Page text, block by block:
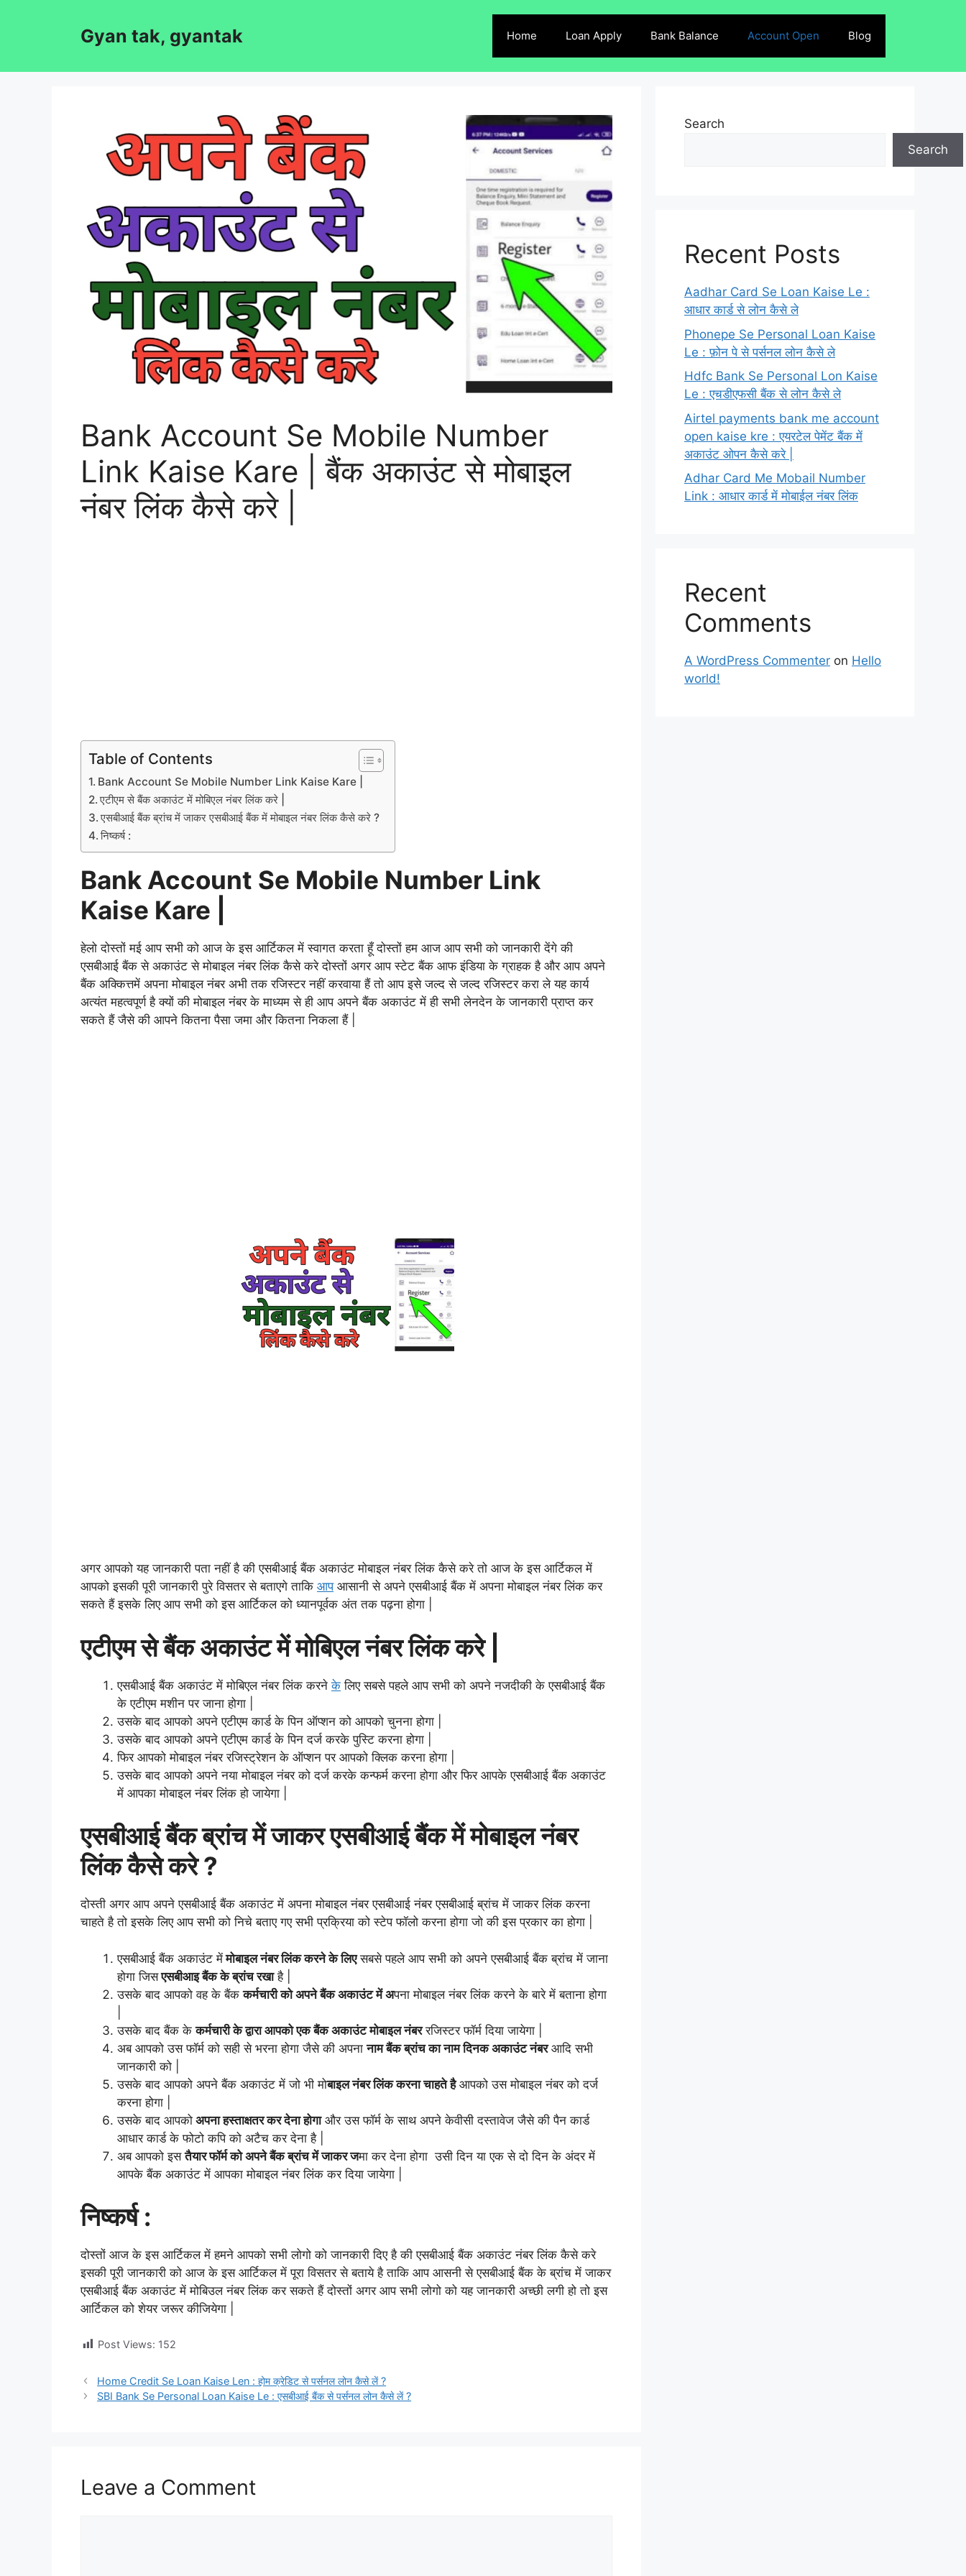
Gyan tak, gyantak Home Loan Apply Bank Balance Account Open Blog
Bank Account Se Mobile Number
Link Kaise Kare | बैंक अकाउंट से मोबाइल
नंबर लिंक कैसे करे |
Table of Contents
Bank Account Se Mobile Number Link Kaise Kare |
एटीएम से बैंक अकाउंट में मोबिएल नंबर लिंक करे |
एसबीआई बैंक ब्रांच में जाकर एसबीआई बैंक में मोबाइल नंबर लिंक कैसे करे ?
निष्कर्ष :
Bank Account Se Mobile Number Link
Kaise Kare |
हेलो दोस्तों मई आप सभी को आज के इस आर्टिकल में स्वागत करता हूँ दोस्तों हम आज आप सभी को जानकारी देंगे की
एसबीआई बैंक से अकाउंट से मोबाइल नंबर लिंक कैसे करे दोस्तों अगर आप स्टेट बैंक आफ इंडिया के ग्राहक है और आप अपने
बैंक अक्कित्तमें अपना मोबाइल नंबर अभी तक रजिस्टर नहीं करवाया हैं तो आप इसे जल्द से जल्द रजिस्टर करा ले यह कार्य
अत्यंत महत्वपूर्ण है क्यों की मोबाइल नंबर के माध्यम से ही आप अपने बैंक अकाउंट में ही सभी लेनदेन के जानकारी प्राप्त कर
सकते हैं जैसे की आपने कितना पैसा जमा और कितना निकला हैं |
अगर आपको यह जानकारी पता नहीं है की एसबीआई बैंक अकाउंट मोबाइल नंबर लिंक कैसे करे तो आज के इस आर्टिकल में
आपको इसकी पूरी जानकारी पुरे विसतर से बताएगे ताकि आपआसानी से अपने एसबीआई बैंक में अपना मोबाइल नंबर लिंक कर
सकते हैं इसके लिए आप सभी को इस आर्टिकल को ध्यानपूर्वक अंत तक पढ़ना होगा |
एटीएम से बैंक अकाउंट में मोबिएल नंबर लिंक करे |
एसबीआई बैंक अकाउंट में मोबिएल नंबर लिंक करनेके लिए सबसे पहले आप सभी को अपने नजदीकी के एसबीआई बैंक
के एटीएम मशीन पर जाना होगा |
उसके बाद आपको अपने एटीएम कार्ड के पिन ऑप्शन को आपको चुनना होगा |
उसके बाद आपको अपने एटीएम कार्ड के पिन दर्ज करके पुस्टि करना होगा |
फिर आपको मोबाइल नंबर रजिस्ट्रेशन के ऑप्शन पर आपको क्लिक करना होगा |
उसके बाद आपको अपने नया मोबाइल नंबर को दर्ज करके कन्फर्म करना होगा और फिर आपके एसबीआई बैंक अकाउंट
में आपका मोबाइल नंबर लिंक हो जायेगा |
एसबीआई बैंक ब्रांच में जाकर एसबीआई बैंक में मोबाइल नंबर
लिंक कैसे करे ?
दोस्ती अगर आप अपने एसबीआई बैंक अकाउंट में अपना मोबाइल नंबर एसबीआई नंबर एसबीआई ब्रांच में जाकर लिंक करना
चाहते है तो इसके लिए आप सभी को निचे बताए गए सभी प्रक्रिया को स्टेप फॉलो करना होगा जो की इस प्रकार का होगा |
एसबीआई बैंक अकाउंट मेंमोबाइल नंबर लिंक करने के लिएसबसे पहले आप सभी को अपने एसबीआई बैंक ब्रांच में जाना
होगा जिसएसबीआइ बैंक के ब्रांच रखाहै |
उसके बाद आपको वह के बैंककर्मचारी को अपने बैंक अकाउंट में अपना मोबाइल नंबर लिंक करने के बारे में बताना होगा
उसके बाद बैंक केकर्मचारी के द्वारा आपको एक बैंक अकाउंट मोबाइल नंबररजिस्टर फॉर्म दिया जायेगा |
अब आपको उस फॉर्म को सही से भरना होगा जैसे की अपनानाम बैंक ब्रांच का नाम दिनक अकाउंट नंबरआदि सभी
जानकारी को |
उसके बाद आपको अपने बैंक अकाउंट में जो भी मोबाइल नंबर लिंक करना चाहते हैआपको उस मोबाइल नंबर को दर्ज
करना होगा |
उसके बाद आपको अपना हस्ताक्षतर कर देना होगाऔर उस फॉर्म के साथ अपने केवीसी दस्तावेज जैसे की पैन कार्ड
आधार कार्ड के फोटो कपि को अटैच कर देना है |
अब आपको इसतैयार फॉर्म को अपने बैंक ब्रांच में जाकर जमा कर देना होगा उसी दिन या एक से दो दिन के अंदर में
आपके बैंक अकाउंट में आपका मोबाइल नंबर लिंक कर दिया जायेगा |
निष्कर्ष :
दोस्तों आज के इस आर्टिकल में हमने आपको सभी लोगो को जानकारी दिए है की एसबीआई बैंक अकाउंट नंबर लिंक कैसे करे
इसकी पूरी जानकारी को आज के इस आर्टिकल में पूरा विसतर से बताये है ताकि आप आसनी से एसबीआई बैंक के ब्रांच में जाकर
एसबीआई बैंक अकाउंट में मोबिउल नंबर लिंक कर सकते हैं दोस्तों अगर आप सभी लोगो को यह जानकारी अच्छी लगी हो तो इस
आर्टिकल को शेयर जरूर कीजियेगा |
Post Views: 152
Home Credit Se Loan Kaise Len : होम क्रेडिट से पर्सनल लोन कैसे लें ?
SBI Bank Se Personal Loan Kaise Le : एसबीआई बैंक से पर्सनल लोन कैसे लें ?
Leave a Comment
Search
Search
Recent Posts
Aadhar Card Se Loan Kaise Le :
आधार कार्ड से लोन कैसे ले
Phonepe Se Personal Loan Kaise
Le : फ़ोन पे से पर्सनल लोन कैसे ले
Hdfc Bank Se Personal Lon Kaise
Le : एचडीएफसी बैंक से लोन कैसे ले
Airtel payments bank me account
open kaise kre : एयरटेल पेमेंट बैंक में
अकाउंट ओपन कैसे करे |
Adhar Card Me Mobail Number
Link : आधार कार्ड में मोबाईल नंबर लिंक
Recent
Comments
A WordPress Commenter on Hello
world!